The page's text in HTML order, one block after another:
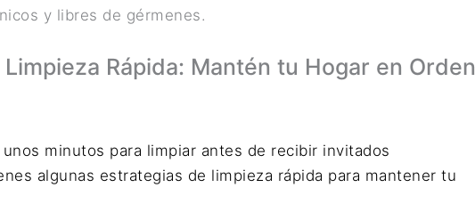
y libres de gérmenes.
Rápida: Mantén tu Hogar en Orden
minutos para limpiar antes de recibir invitados
algunas estrategias de limpieza rápida para mantener tu